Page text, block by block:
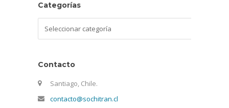
Categorías
Contacto
Santiago, Chile.
contacto@sochitran.cl